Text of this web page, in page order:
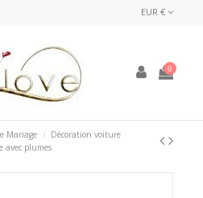
EUR €
0
Mariage
Décoration voiture
avec plumes